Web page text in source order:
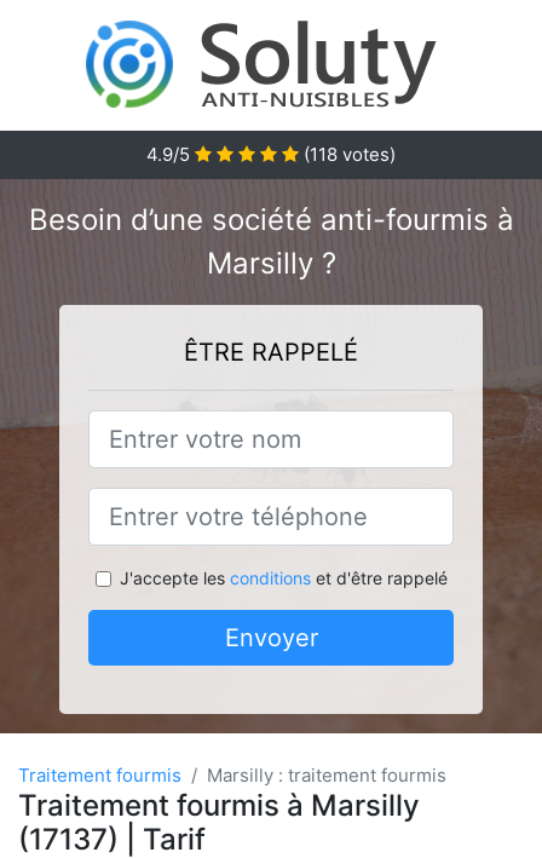
4.9/5 (118 votes)
Besoin d’une société anti-fourmis à
Marsilly ?
ÊTRE RAPPELÉ
J'accepte les conditionset d'être rappelé
Envoyer
Traitement fourmis Marsilly : traitement fourmis
Traitement fourmis à Marsilly
(17137) | Tarif